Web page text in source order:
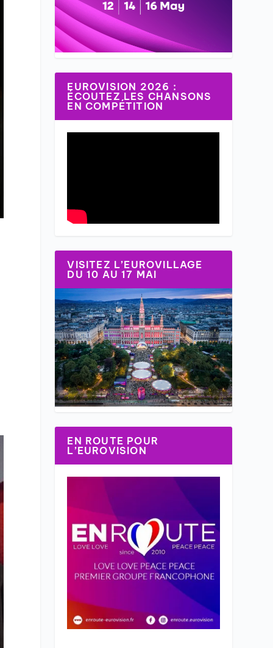
EUROVISION 2026 :
ÉCOUTEZ LES CHANSONS
EN COMPÉTITION
VISITEZ L’EUROVILLAGE
DU 10 AU 17 MAI
EN ROUTE POUR
L’EUROVISION